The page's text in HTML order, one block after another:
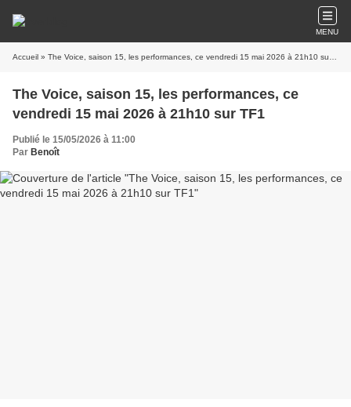
MENU
Accueil » The Voice, saison 15, les performances, ce vendredi 15 mai 2026 à 21h10 sur TF1
The Voice, saison 15, les performances, ce
vendredi 15 mai 2026 à 21h10 sur TF1
Publié le 15/05/2026 à 11:00
Par Benoît